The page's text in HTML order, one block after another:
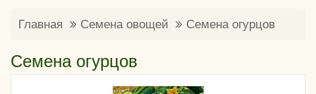
Главная Семена овощей Семена огурцов
Семена огурцов